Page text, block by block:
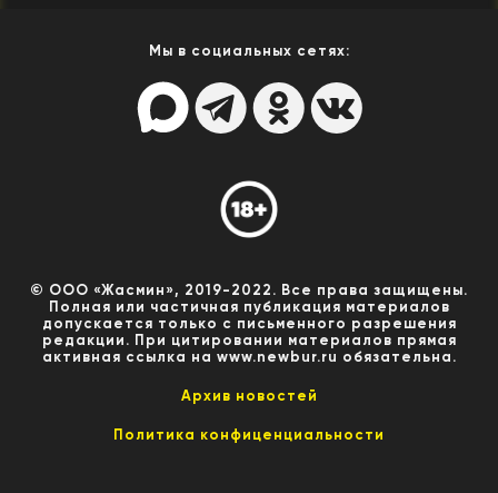
Мы в социальных сетях:
© ООО «Жасмин», 2019-2022. Все права защищены.
Полная или частичная публикация материалов
допускается только с письменного разрешения
редакции. При цитировании материалов прямая
активная ссылка на www.newbur.ru обязательна.
Архив новостей
Политика конфиценциальности